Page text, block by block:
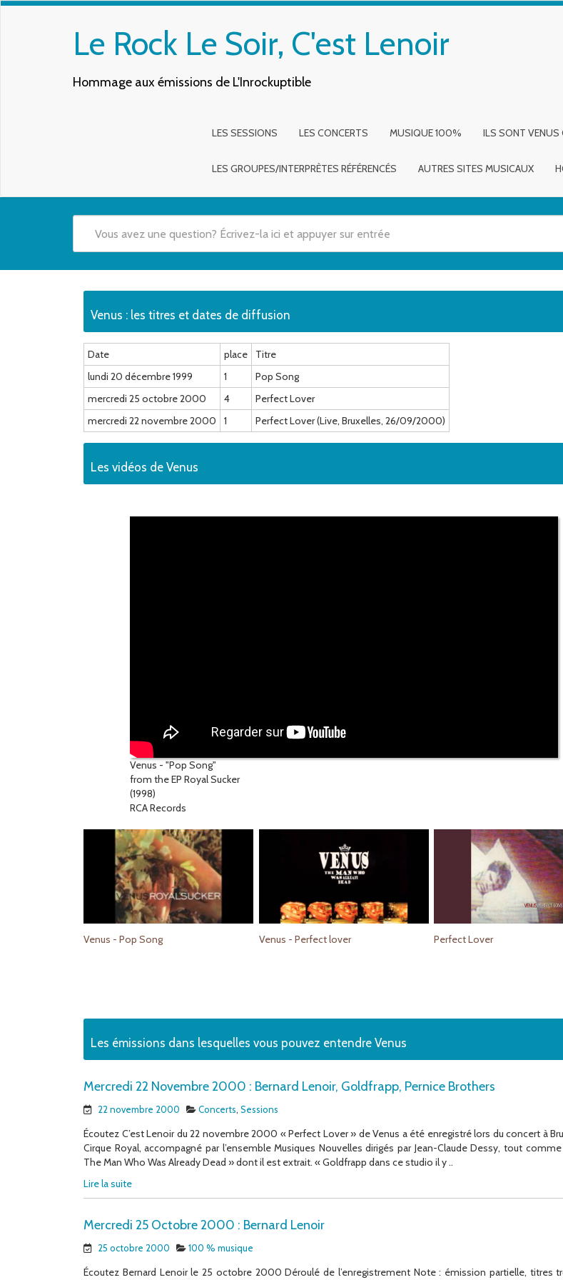
Le Rock Le Soir, C'est Lenoir
Hommage aux émissions de L'Inrockuptible
LES SESSIONS LES CONCERTS MUSIQUE 100% ILS SONT VENUS
LES GROUPES/INTERPRÈTES RÉFÉRENCÉS AUTRES SITES MUSICAUX
Venus : les titres et dates de diffusion
Date place
Titre
lundi 20 décembre 1999
1
Pop Song
mercredi 25 octobre 2000
4
Perfect Lover
mercredi 22 novembre 2000
1 Perfect Lover (Live, Bruxelles, 26/09/2000)
Les vidéos de Venus
Venus - "Pop Song"
from the EP Royal Sucker
(1998)
RCA Records
Venus - Pop Song Venus - Perfect lover Perfect Lover
Les émissions dans lesquelles vous pouvez entendre Venus
Mercredi 22 Novembre 2000 : Bernard Lenoir, Goldfrapp, Pernice Brothers
22 novembre 2000 Concerts, Sessions
Écoutez C’est Lenoir du 22 novembre 2000 « Perfect Lover » de Venus a été enregistré lors du concert à
Cirque Royal, accompagné par l’ensemble Musiques Nouvelles dirigés par Jean-Claude Dessy, tout comme
The Man Who Was Already Dead » dont il est extrait. « Goldfrapp dans ce studio il y ..
Lire la suite
Mercredi 25 Octobre 2000 : Bernard Lenoir
25 octobre 2000 100 % musique
Écoutez Bernard Lenoir le 25 octobre 2000 Déroulé de l’enregistrement Note : émission partielle, titres